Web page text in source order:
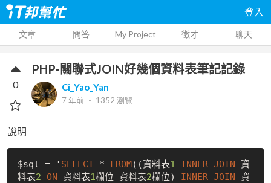
登入
文章 問答 My Project 徵才 聊天
PHP-關聯式JOIN好幾個資料表筆記記錄
Ci_Yao_Yan
7 年前 ‧ 1352 瀏覽
0
說明
$sql = ' SELECT * FROM((資料表1 INNER JOIN 資
料表2 ON 資料表1欄位=資料表2欄位) INNER JOIN 資